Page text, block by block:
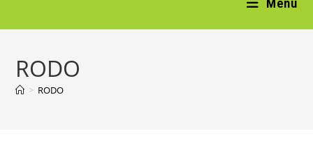
RODO
> RODO